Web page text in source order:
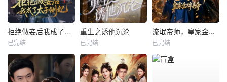
拒绝做妾后我成了太子侧妃
已完结
重生之诱他沉沦
已完结
流氓帝师，皇家金牌县令
已完结